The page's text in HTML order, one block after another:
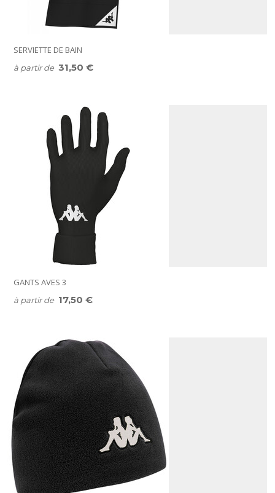
SERVIETTE DE BAIN
à partir de 31,50 €
GANTS AVES 3
à partir de 17,50 €